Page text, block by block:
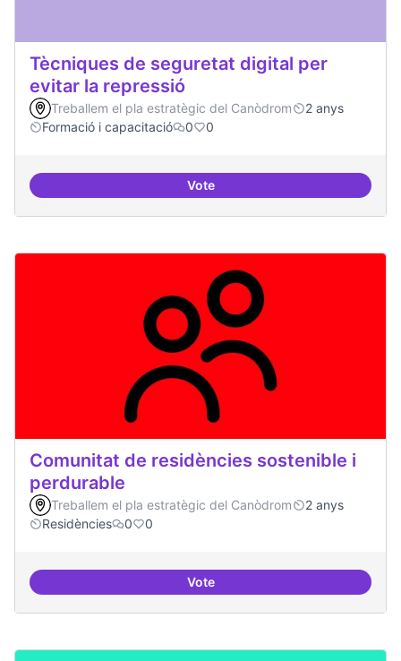
Tècniques de seguretat digital per
evitar la repressió
Treballem el pla estratègic del Canòdrom
2 anys
Formació i capacitació
0 0
VoteTècniques de seguretat digital
Comunitat de residències sostenible i
perdurable
Treballem el pla estratègic del Canòdrom
2 anys
Residències
0 0
Vote Comunitat